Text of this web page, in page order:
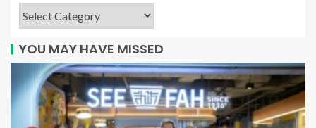
YOU MAY HAVE MISSED